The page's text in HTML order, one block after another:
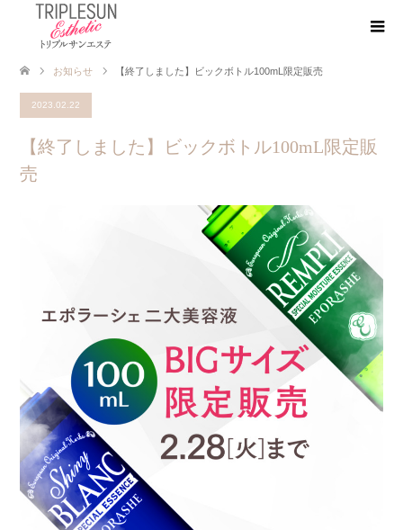
お知らせ 【終了しました】ビックボトル100mL限定販売
2023.02.22
【終了しました】ビックボトル100mL限定販
売